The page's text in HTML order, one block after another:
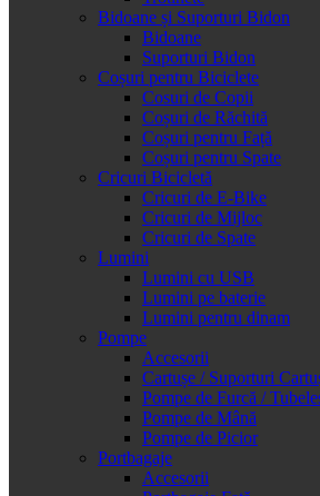
Bidoane și Suporturi Bidon
Bidoane
Suporturi Bidon
Coșuri pentru Biciclete
Cosuri de Copii
Coșuri de Răchită
Coșuri pentru Față
Coșuri pentru Spate
Cricuri Bicicletă
Cricuri de E-Bike
Cricuri de Mijloc
Cricuri de Spate
Lumini
Lumini cu USB
Lumini pe baterie
Lumini pentru dinam
Pompe
Accesorii
Cartușe / Suporturi
Pompe de Furcă /
Pompe de Mână
Pompe de Picior
Portbagaje
Accesorii